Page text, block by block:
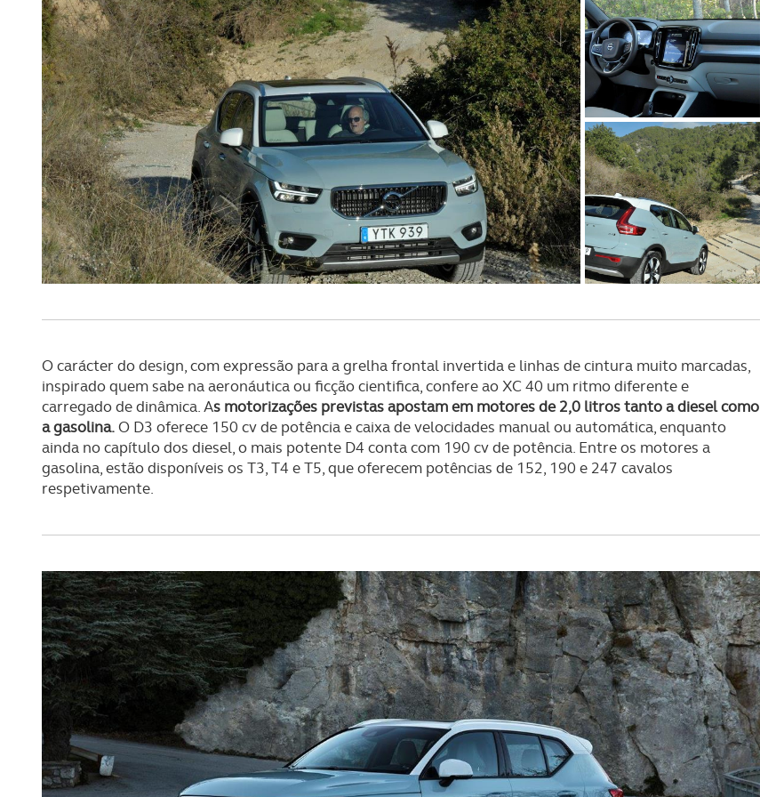
Consulte a política de cookies do site.
O carácter do design, com expressão para a grelha frontal invertida e linhas de cintura muito marcadas,
inspirado quem sabe na aeronáutica ou ficção cientifica, confere ao XC 40 um ritmo diferente e
carregado de dinâmica. As motorizações previstas apostam em motores de 2,0 litros tanto a diesel como
a gasolina.O D3 oferece 150 cv de potência e caixa de velocidades manual ou automática, enquanto
ainda no capítulo dos diesel, o mais potente D4 conta com 190 cv de potência. Entre os motores a
gasolina, estão disponíveis os T3, T4 e T5, que oferecem potências de 152, 190 e 247 cavalos
respetivamente.